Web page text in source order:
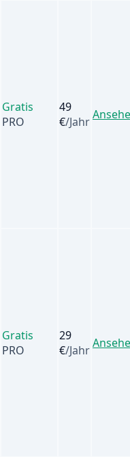
Gratis
PRO
49
€/Jahr
Gratis
PRO
29
€/Jahr